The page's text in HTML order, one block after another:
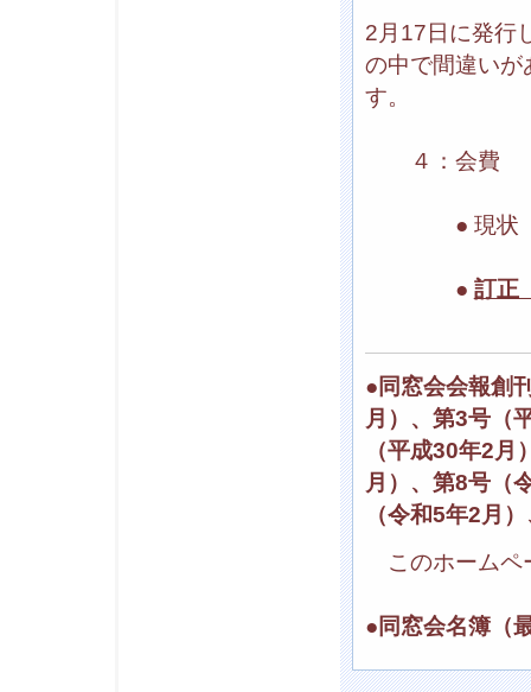
2月17日に発行
の中で間違いが
す。
４：会費
● 現状（
● 訂
●同窓会会報創
月）、第3号（
（平成30年2月
月）
、 第8号（
（令和5年2月
このホームペ
●同窓会名簿（